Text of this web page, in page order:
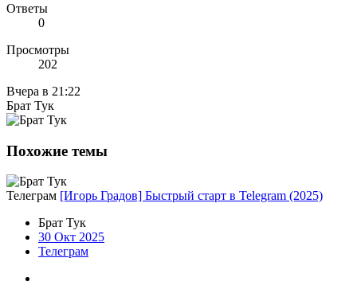
Ответы
0
Просмотры
202
Вчера в 21:22
Брат Тук
Похожие темы
Телеграм [Игорь Градов] Быстрый старт в Telegram (2025)
Брат Тук
30 Окт 2025
Телеграм